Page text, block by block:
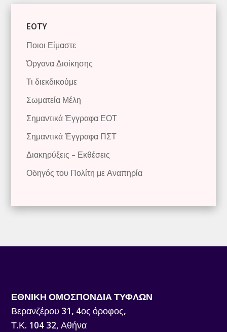
EOTY
Ποιοι Είμαστε
Όργανα Διοίκησης
Τι διεκδικούμε
Σωματεία Μέλη
Σημαντικά Έγγραφα ΕΟΤ
Σημαντικά Έγγραφα ΠΣΤ
Διακηρύξεις – Εκθέσεις
Οδηγός του Πολίτη με Αναπηρία
ΕΘΝΙΚΗ ΟΜΟΣΠΟΝΔΙΑ ΤΥΦΛΩΝ
Βερανζέρου 31, 4ος όροφος,
Τ.Κ. 104 32, Αθήνα